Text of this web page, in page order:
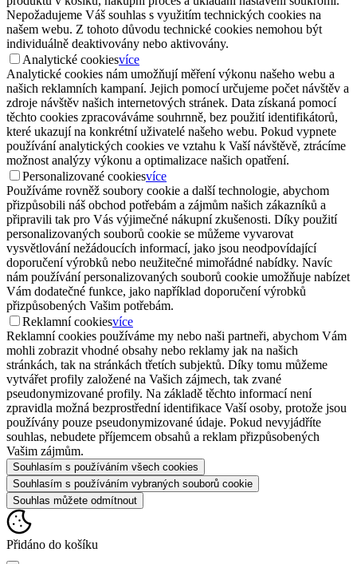
Nepožadujeme Váš souhlas s využitím technických cookies na
našem webu. Z tohoto důvodu technické cookies nemohou být
individuálně deaktivovány nebo aktivovány.
Analytické cookiesvíce
Analytické cookies nám umožňují měření výkonu našeho webu a
našich reklamních kampaní. Jejich pomocí určujeme počet návštěv a
zdroje návštěv našich internetových stránek. Data získaná pomocí
těchto cookies zpracováváme souhrnně, bez použití identifikátorů,
které ukazují na konkrétní uživatelé našeho webu. Pokud vypnete
používání analytických cookies ve vztahu k Vaší návštěvě, ztrácíme
možnost analýzy výkonu a optimalizace našich opatření.
Personalizované cookiesvíce
Používáme rovněž soubory cookie a další technologie, abychom
přizpůsobili náš obchod potřebám a zájmům našich zákazníků a
připravili tak pro Vás výjimečné nákupní zkušenosti. Díky použití
personalizovaných souborů cookie se můžeme vyvarovat
vysvětlování nežádoucích informací, jako jsou neodpovídající
doporučení výrobků nebo neužitečné mimořádné nabídky. Navíc
nám používání personalizovaných souborů cookie umožňuje nabízet
Vám dodatečné funkce, jako například doporučení výrobků
přizpůsobených Vašim potřebám.
Reklamní cookiesvíce
Reklamní cookies používáme my nebo naši partneři, abychom Vám
mohli zobrazit vhodné obsahy nebo reklamy jak na našich
stránkách, tak na stránkách třetích subjektů. Díky tomu můžeme
vytvářet profily založené na Vašich zájmech, tak zvané
pseudonymizované profily. Na základě těchto informací není
zpravidla možná bezprostřední identifikace Vaší osoby, protože jsou
používány pouze pseudonymizované údaje. Pokud nevyjádříte
souhlas, nebudete příjemcem obsahů a reklam přizpůsobených
Vašim zájmům.
Souhlasím s používáním všech cookies
Souhlasím s používáním vybraných souborů cookie
Souhlas můžete odmítnout
Přidáno do košíku